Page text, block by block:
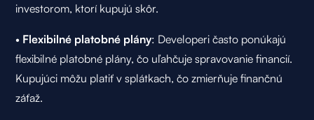
investorom, ktorí kupujú skôr.
• Flexibilné platobné plány: Developeri často ponúkajú
flexibilné platobné plány, čo uľahčuje spravovanie financií.
Kupujúci môžu platiť v splátkach, čo zmierňuje finančnú
záťaž.